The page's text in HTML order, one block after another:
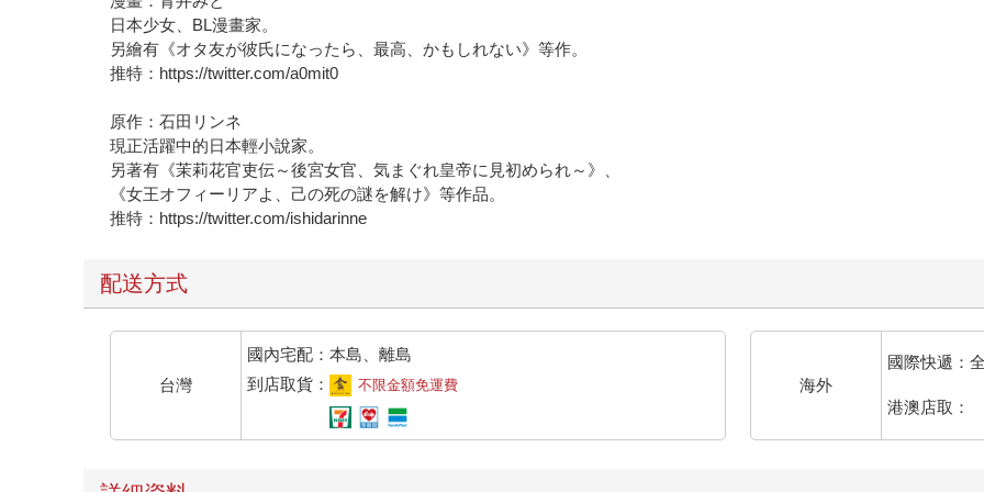
日本少女、BL漫畫家。
另繪有《オタ友が彼氏になったら、最高、かもしれない》等作。
推特：https://twitter.com/a0mit0
原作：石田リンネ
現正活躍中的日本輕小說家。
另著有《茉莉花官吏伝～後宮女官、気まぐれ皇帝に見初められ～》、
《女王オフィーリアよ、己の死の謎を解け》等作品。
推特：https://twitter.com/ishidarinne
配送方式
台灣
國內宅配：本島、離島
到店取貨：
不限金額免運費 海外
國際快遞：
港澳店取：